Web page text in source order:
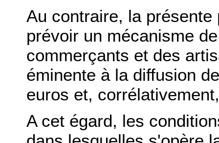
Au contraire, la
prévoir un mécanisme
commerçants et des
éminente à la diffusion
euros et,
A cet égard, les